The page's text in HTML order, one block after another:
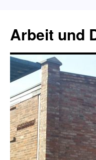
springen
Arbeit und